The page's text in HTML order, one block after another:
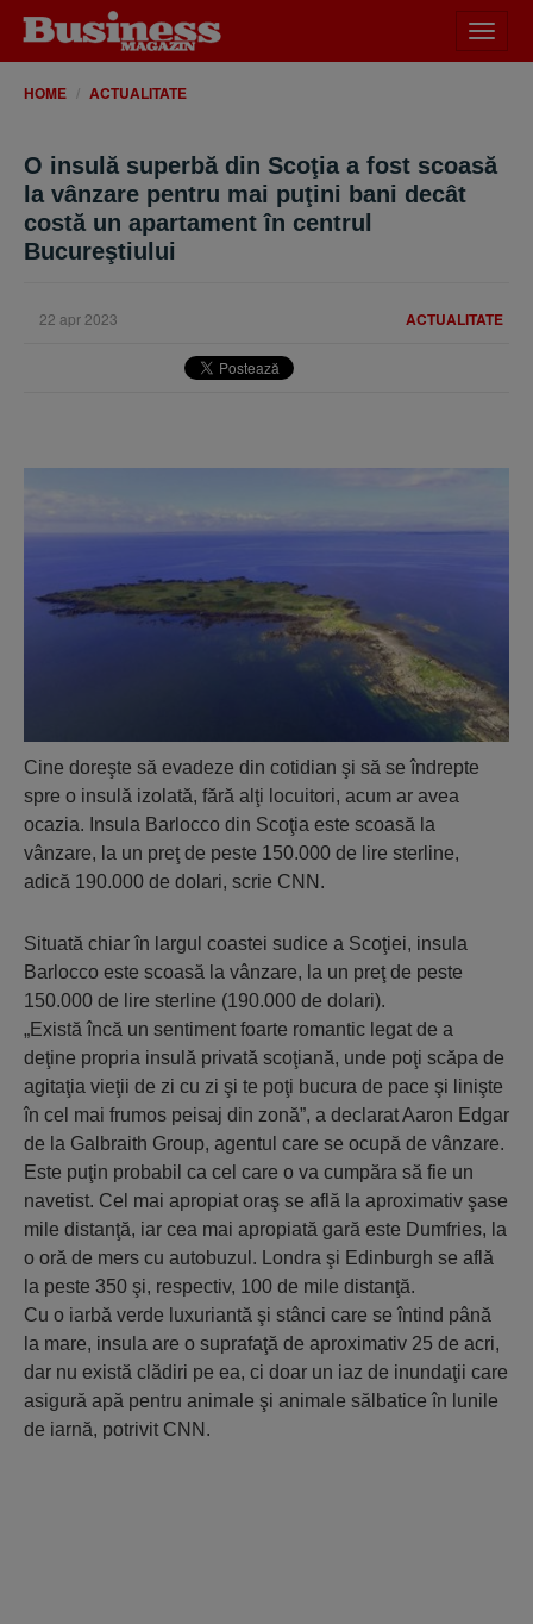
meniu
HOME ACTUALITATE
O insulă superbă din Scoţia a fost scoasă
la vânzare pentru mai puţini bani decât
costă un apartament în centrul
Bucureştiului
ACTUALITATE
22 apr 2023
Cine doreşte să evadeze din cotidian şi să se îndrepte
spre o insulă izolată, fără alţi locuitori, acum ar avea
ocazia. Insula Barlocco din Scoţia este scoasă la
vânzare, la un preţ de peste 150.000 de lire sterline,
adică 190.000 de dolari, scrie CNN.
Situată chiar în largul coastei sudice a Scoţiei, insula
Barlocco este scoasă la vânzare, la un preţ de peste
150.000 de lire sterline (190.000 de dolari).
„Există încă un sentiment foarte romantic legat de a
deţine propria insulă privată scoţiană, unde poţi scăpa de
agitaţia vieţii de zi cu zi şi te poţi bucura de pace şi linişte
în cel mai frumos peisaj din zonă”, a declarat Aaron Edgar
de la Galbraith Group, agentul care se ocupă de vânzare.
Este puţin probabil ca cel care o va cumpăra să fie un
navetist. Cel mai apropiat oraş se află la aproximativ şase
mile distanţă, iar cea mai apropiată gară este Dumfries, la
o oră de mers cu autobuzul. Londra şi Edinburgh se află
la peste 350 şi, respectiv, 100 de mile distanţă.
Cu o iarbă verde luxuriantă şi stânci care se întind până
la mare, insula are o suprafaţă de aproximativ 25 de acri,
dar nu există clădiri pe ea, ci doar un iaz de inundaţii care
asigură apă pentru animale şi animale sălbatice în lunile
de iarnă, potrivit CNN.